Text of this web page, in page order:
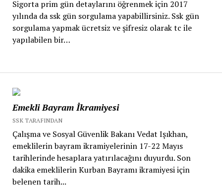
Emekli Bayram İkramiyesi
SSK TARAFINDAN
Çalışma ve Sosyal Güvenlik Bakanı Vedat Işıkhan,
emeklilerin bayram ikramiyelerinin 17-22 Mayıs
tarihlerinde hesaplara yatırılacağını duyurdu. Son
dakika emeklilerin Kurban Bayramı ikramiyesi için
belenen tarih...
Sigorta prim gün detaylarını öğrenmek için 2017
yılında da ssk gün sorgulama yapabillirsiniz. Ssk gün
sorgulama yapmak ücretsiz ve şifresiz olarak tc ile
yapılabilen bir…